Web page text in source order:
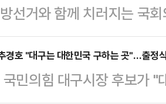
선거와 함께 치러지는 국
화를 촉구하는 목소리가
부산 북갑과 유의동 국민
구가 쏟아지는 지역구로
경호 "대구는 대한민국 구하는 곳"…출정
민의힘 대구시장 후보가